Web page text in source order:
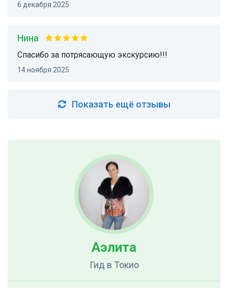
6 декабря 2025
Нина
Спасибо за потрясающую экскурсию!!!
14 ноября 2025
Показать ещё отзывы
Аэлита
Гид в Токио